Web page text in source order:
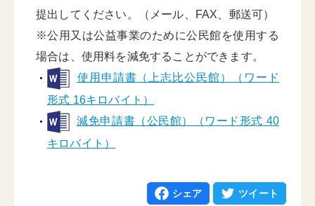
提出してください。（メール、FAX、郵送可）
※公用又は公益事業のために公民館を使用する
場合は、使用料を減免することができます。
使用申請書（上志比公民館）（ワード
形式 16キロバイト）
減免申請書（公民館）（ワード形式 40
キロバイト）
シェア ツイート